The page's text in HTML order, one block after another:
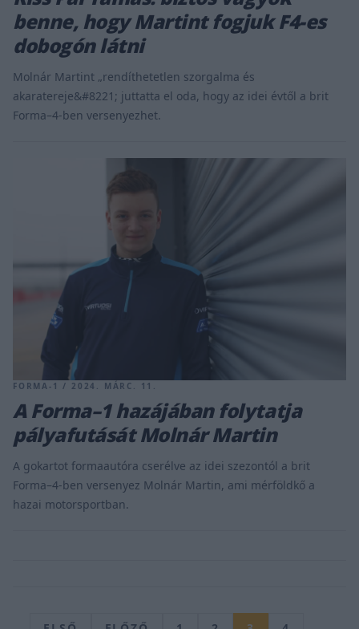
benne, hogy Martint fogjuk F4-es
dobogón látni
Molnár Martint „rendíthetetlen szorgalma és
akaratereje&#8221; juttatta el oda, hogy az idei évtől a brit
Forma–4-ben versenyezhet.
FORMA-1 / 2024. MÁRC. 11.
A Forma–1 hazájában folytatja
pályafutását Molnár Martin
A gokartot formaautóra cserélve az idei szezontól a brit
Forma–4-ben versenyez Molnár Martin, ami mérföldkő a
hazai motorsportban.